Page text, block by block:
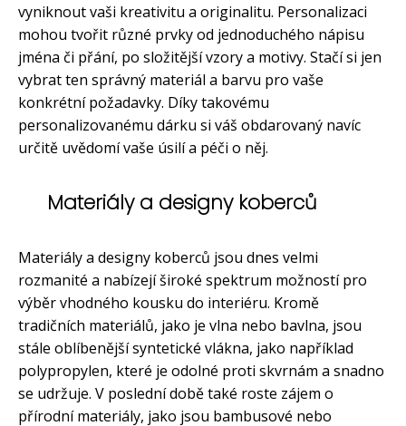
vyniknout vaši kreativitu a originalitu. Personalizaci
mohou tvořit různé prvky od jednoduchého nápisu
jména či přání, po složitější vzory a motivy. Stačí si jen
vybrat ten správný materiál a barvu pro vaše
konkrétní požadavky. Díky takovému
personalizovanému dárku si váš obdarovaný navíc
určitě uvědomí vaše úsilí a péči o něj.
Materiály a designy koberců
Materiály a designy koberců jsou dnes velmi
rozmanité a nabízejí široké spektrum možností pro
výběr vhodného kousku do interiéru. Kromě
tradičních materiálů, jako je vlna nebo bavlna, jsou
stále oblíbenější syntetické vlákna, jako například
polypropylen, které je odolné proti skvrnám a snadno
se udržuje. V poslední době také roste zájem o
přírodní materiály, jako jsou bambusové nebo